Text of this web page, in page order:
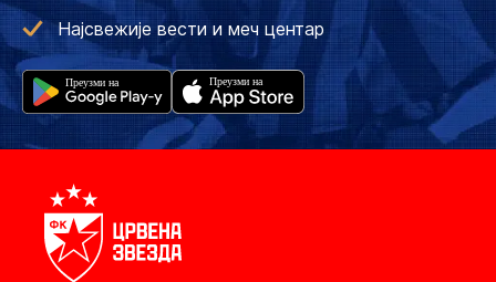
Најсвежије вести и меч центар